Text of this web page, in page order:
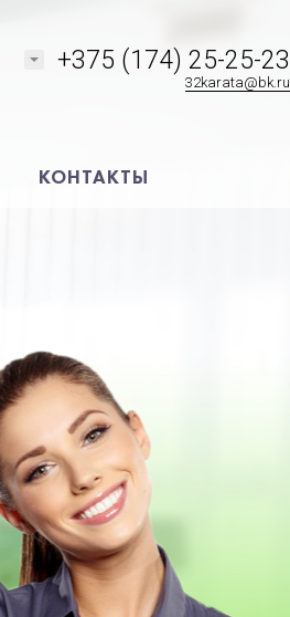
+375 (174) 25-25-23
32karata@bk.ru
КОНТАКТЫ